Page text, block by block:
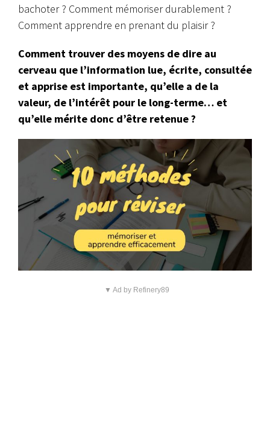
bachoter ? Comment mémoriser durablement ?
Comment apprendre en prenant du plaisir ?
Comment trouver des moyens de dire au
cerveau que l’information lue, écrite, consultée
et apprise est importante, qu’elle a de la
valeur, de l’intérêt pour le long-terme… et
qu’elle mérite donc d’être retenue ?
▼ Ad by Refinery89